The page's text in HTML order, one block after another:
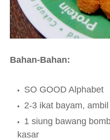
Bahan-Bahan:
SO GOOD Alphabet
2-3 ikat bayam,
1 siung bawang
kasar